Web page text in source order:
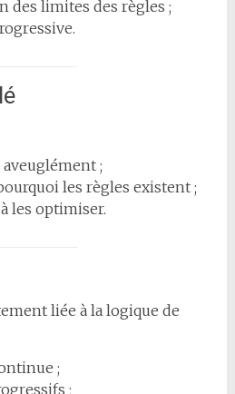
des limites des règles ;
;
les règles existent ;
les optimiser.
liée à la logique de
;
;